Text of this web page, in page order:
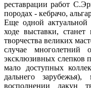
реставрации работ
породах - кебрачо,
Еще одной актуальной
ходе выставки,
творчества великих
случае
эксклюзивных слепков
мало доступных
дальнего
восполнении лакун